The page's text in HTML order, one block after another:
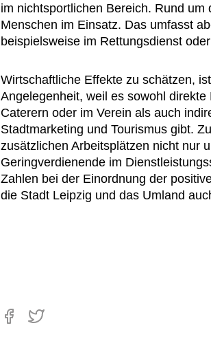
im nichtsportlichen Bereich. Rund
Menschen im Einsatz. Das umfasst
beispielsweise im Rettungsdienst
Wirtschaftliche Effekte zu schätzen,
Angelegenheit, weil es sowohl
Caterern oder im Verein als auch
Stadtmarketing und Tourismus gibt.
zusätzlichen Arbeitsplätzen nicht nur
Geringverdienende im
Zahlen bei der Einordnung der
die Stadt Leipzig und das Umland